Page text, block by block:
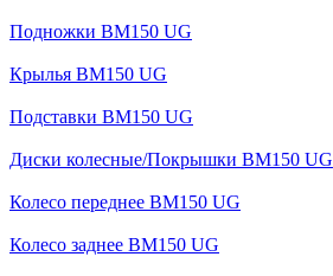
Подножки BM150 UG
Крылья BM150 UG
Подставки BM150 UG
Диски колесные/Покрышки BM150 UG
Колесо переднее BM150 UG
Колесо заднее BM150 UG